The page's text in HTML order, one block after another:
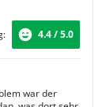
4.4 / 5.0
war der